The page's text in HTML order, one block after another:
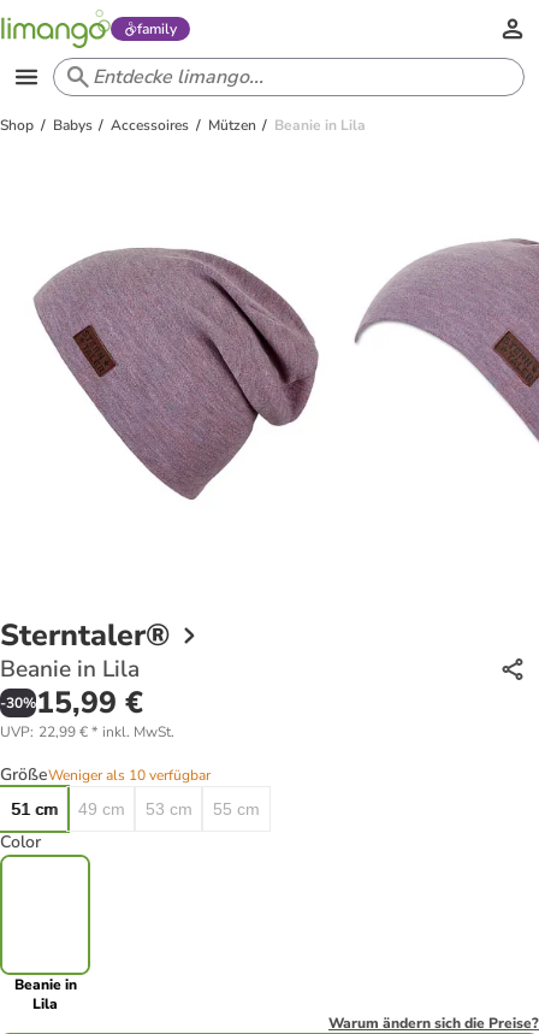
family
Shop Babys Accessoires Mützen Beanie in Lila
Sterntaler®
Beanie in Lila
-30%15,99 €
UVP: 22,99 €* inkl. MwSt.
GrößeWeniger als 10 verfügbar
51 cm
49 cm 53 cm 55 cm
Color
Beanie in
Lila
Warum ändern sich die Preise?